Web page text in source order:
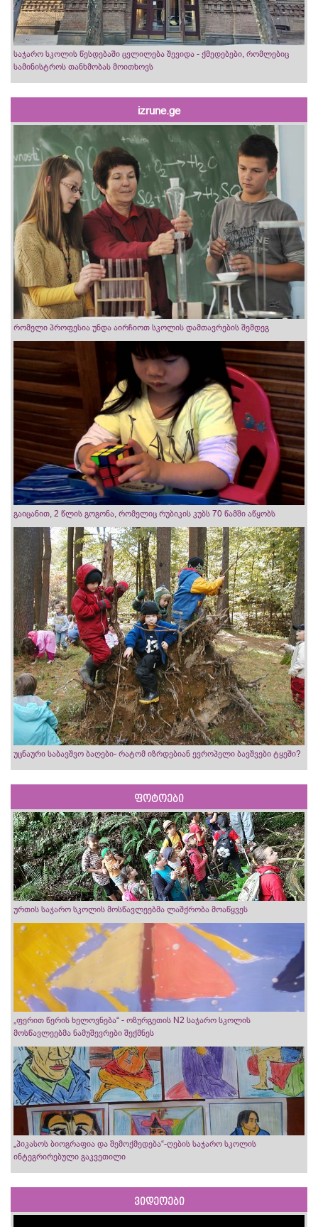
საჯარო სკოლის წესდებაში ცვლილება შევიდა - ქმედებები, რომლებიც
სამინისტროს თანხმობას მოითხოვს
izrune.ge
რომელი პროფესია უნდა აირჩიოთ სკოლის დამთავრების შემდეგ
გაიცანით, 2 წლის გოგონა, რომელიც რუბიკის კუბს 70 წამში აწყობს
უცნაური საბავშვო ბაღები- რატომ იზრდებიან ევროპელი ბავშვები ტყეში?
ფოტოები
ურთის საჯარო სკოლის მოსწავლეებმა ლაშქრობა მოაწყვეს
„ფერით წერის ხელოვნება“ - ოზურგეთის N2 საჯარო სკოლის
მოსწავლეებმა ნამუშევრები შექმნეს
„პიკასოს ბიოგრაფია და შემოქმედება“-ღების საჯარო სკოლის
ინტეგრირებული გაკვეთილი
ვიდეოები